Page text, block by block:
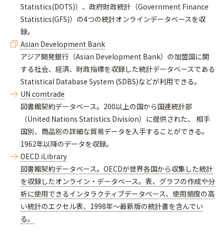
Statistics(DOTS)）、政府財政統計（Government Finance
Statistics(GFS)）の4つの統計オンラインデータベースを収
録。
Asian Development Bank
アジア開発銀行（Asian Development Bank）の加盟国に関
する社会、経済、財政指標を収録した統計データベースである
Statistical Database System (SDBS)などが利用できる。
UN comtrade
図書館契約データベース。200以上の国から国連統計部
（United Nations Statistics Division）に提供された、 相手
国別、商品別の詳細な貿易データを入手することができる。
1962年以降のデータを収録。
OECD iLibrary
図書館契約データベース。OECDが世界各国から収集した統計
を収録したオンライン・データベース。表、グラフの作成や分
析に使用できるインタラクティブデータベース、使用頻度の高
い統計のエクセル表、1998年～最新版の統計書を含んでい
る。